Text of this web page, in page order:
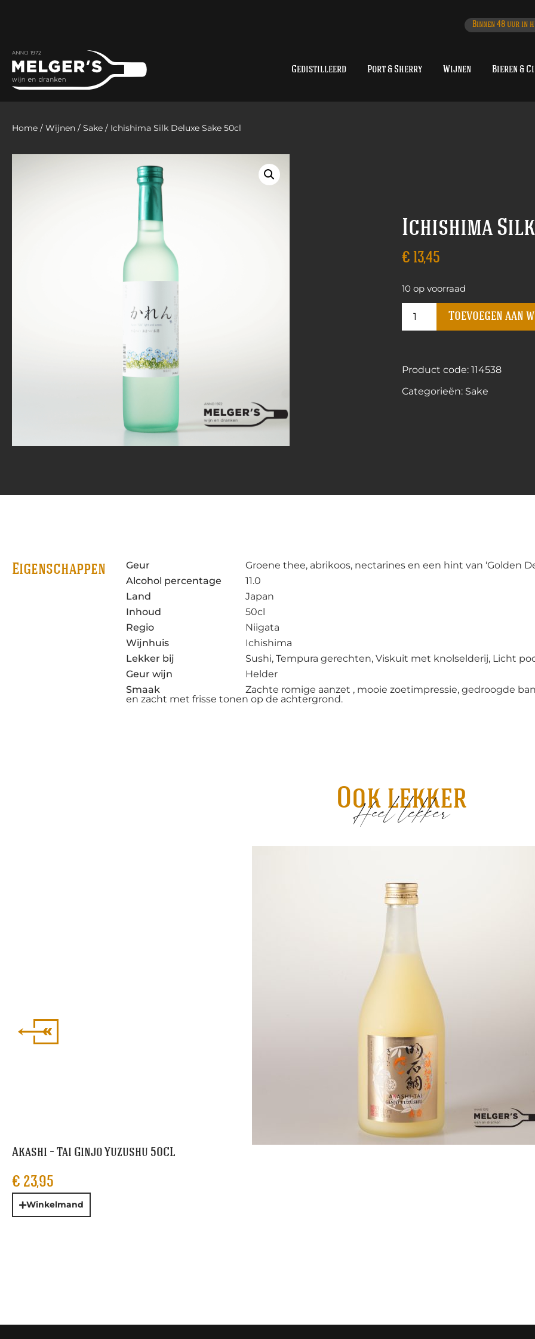
Binnen 48 uur in
Gedistilleerd Port & Sherry Wijnen Bieren &
Home / Wijnen / Sake / Ichishima Silk Deluxe Sake 50cl
Ichishima
€ 13,45
10 op voorraad
Toevoegen aan
Product code: 114538
Categorieën: Sake
Eigenschappen Geur
Groene thee, abrikoos, nectarines en een hint van ‘Golden
Alcohol percentage
11.0
Land
Japan
Inhoud
50cl
Regio
Niigata
Wijnhuis
Ichishima
Lekker bij
Sushi, Tempura gerechten, Viskuit met knolselderij, Licht
Geur wijn
Helder
Smaak
Zachte romige aanzet , mooie zoetimpressie, gedroogde
en zacht met frisse tonen op de achtergrond.
Ook lekker
Heel lekker
Akashi – Tai Ginjo Yuzushu 50CL
€ 23,95
Winkelmand